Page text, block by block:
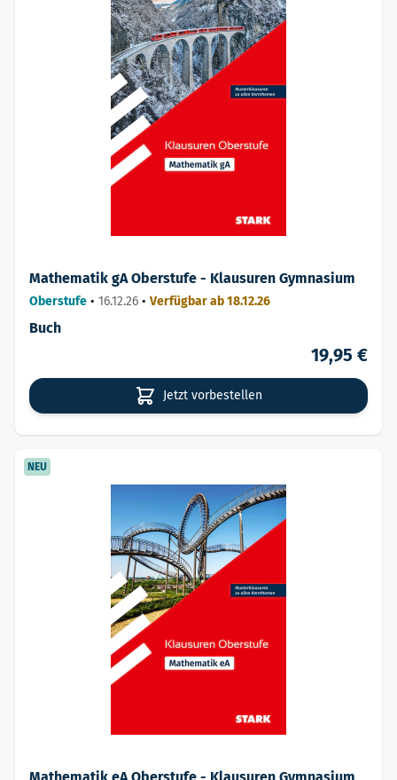
Mathematik gA Oberstufe - Klausuren Gymnasium
Oberstufe • 16.12.26 • Verfügbar ab 18.12.26
Buch
19,95 €
Jetzt vorbestellen
NEU